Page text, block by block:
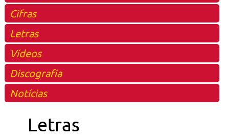
Cifras
Letras
Vídeos
Discografia
Notícias
Letras